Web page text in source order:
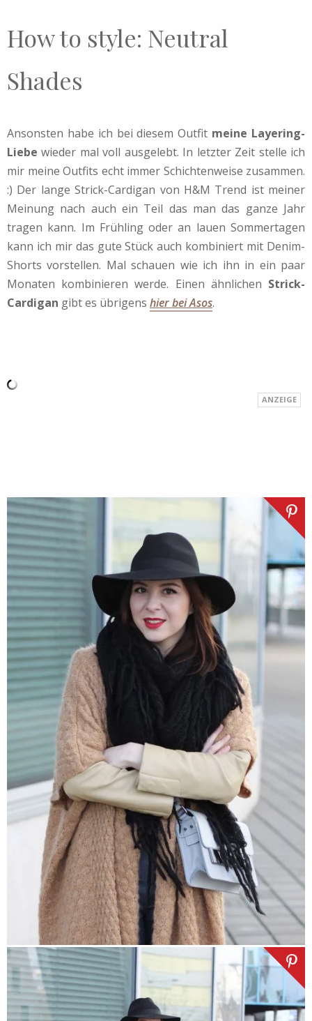
How to style: Neutral
Shades
Ansonsten habe ich bei diesem Outfit meine Layering-
Liebe wieder mal voll ausgelebt. In letzter Zeit stelle ich
mir meine Outfits echt immer Schichtenweise zusammen.
:) Der lange Strick-Cardigan von H&M Trend ist meiner
Meinung nach auch ein Teil das man das ganze Jahr
tragen kann. Im Frühling oder an lauen Sommertagen
kann ich mir das gute Stück auch kombiniert mit Denim-
Shorts vorstellen. Mal schauen wie ich ihn in ein paar
Monaten kombinieren werde. Einen ähnlichen Strick-
Cardigan gibt es übrigens hier bei Asos.